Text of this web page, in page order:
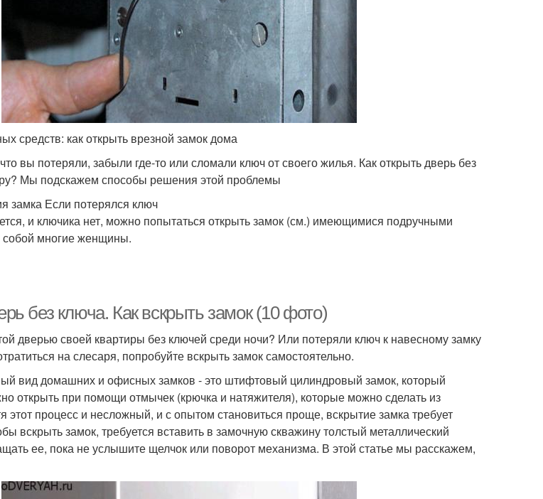
средств: как открыть врезной замок дома
вы потеряли, забыли где-то или сломали ключ от своего жилья. Как открыть дверь без
Мы подскажем способы решения этой проблемы
замка Если потерялся ключ
и ключика нет, можно попытаться открыть замок (см.) имеющимися подручными
собой многие женщины.
без ключа. Как вскрыть замок (10 фото)
дверью своей квартиры без ключей среди ночи? Или потеряли ключ к навесному замку
на слесаря, попробуйте вскрыть замок самостоятельно.
вид домашних и офисных замков - это штифтовый цилиндровый замок, который
открыть при помощи отмычек (крючка и натяжителя), которые можно сделать из
этот процесс и несложный, и с опытом становиться проще, вскрытие замка требует
вскрыть замок, требуется вставить в замочную скважину толстый металлический
ее, пока не услышите щелчок или поворот механизма. В этой статье мы расскажем,